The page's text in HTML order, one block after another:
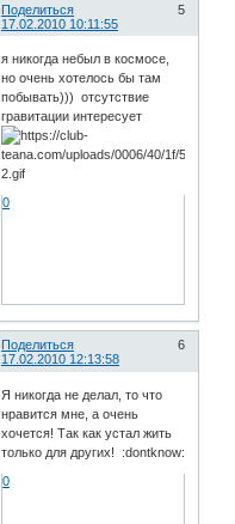
Поделиться
5
17.02.2010 10:11:55
я никогда небыл в космосе,
но очень хотелось бы там
побывать))) отсутствие
гравитации интересует
0
Поделиться
6
17.02.2010 12:13:58
Я никогда не делал, то что
нравится мне, а очень
хочется! Так как устал жить
только для других! :dontknow:
0